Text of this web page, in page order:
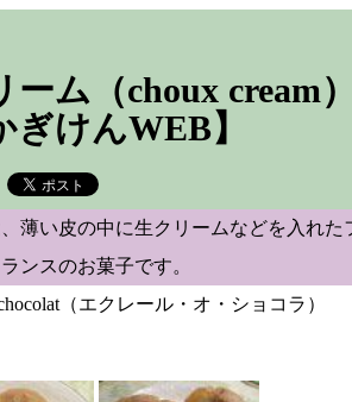
ーム（choux cream
ぎけんWEB】
薄い皮の中に生クリームなどを入れた
ランスのお菓子です。
（エクレール・オ・ショコラ）